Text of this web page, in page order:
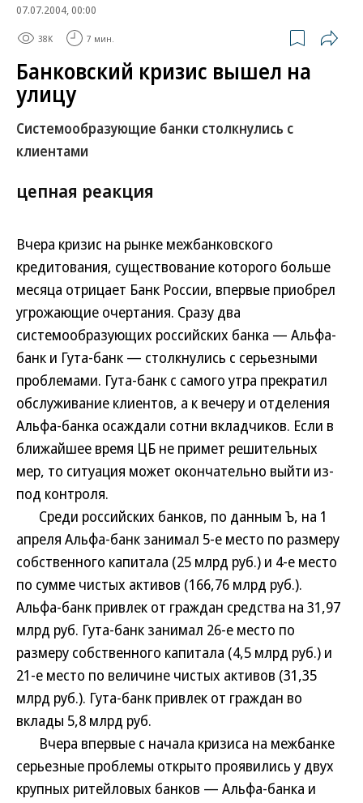
07.07.2004, 00:00
38K 7 мин.
Банковский кризис вышел на
улицу
Системообразующие банки столкнулись с
клиентами
цепная реакция
Вчера кризис на рынке межбанковского
кредитования, существование которого больше
месяца отрицает Банк России, впервые приобрел
угрожающие очертания. Сразу два
системообразующих российских банка — Альфа-
банк и Гута-банк — столкнулись с серьезными
проблемами. Гута-банк с самого утра прекратил
обслуживание клиентов, а к вечеру и отделения
Альфа-банка осаждали сотни вкладчиков. Если в
ближайшее время ЦБ не примет решительных
мер, то ситуация может окончательно выйти из-
под контроля.
Среди российских банков, по данным Ъ, на 1
апреля Альфа-банк занимал 5-е место по размеру
собственного капитала (25 млрд руб.) и 4-е место
по сумме чистых активов (166,76 млрд руб.).
Альфа-банк привлек от граждан средства на 31,97
млрд руб. Гута-банк занимал 26-е место по
размеру собственного капитала (4,5 млрд руб.) и
21-е место по величине чистых активов (31,35
млрд руб.). Гута-банк привлек от граждан во
вклады 5,8 млрд руб.
Вчера впервые с начала кризиса на межбанке
серьезные проблемы открыто проявились у двух
крупных ритейловых банков — Альфа-банка и